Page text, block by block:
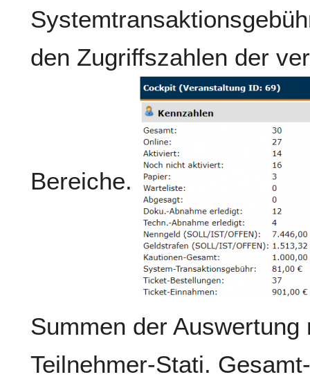
den Zugriffszahlen der
Bereiche.
Summen der
Teilnehmer-Stati.